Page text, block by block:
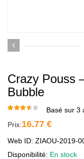
Crazy Pouss
Bubble
Basé sur 3
Prix:16.77 €
Web ID: ZIAOU-2019-
Disponibilité: En stock